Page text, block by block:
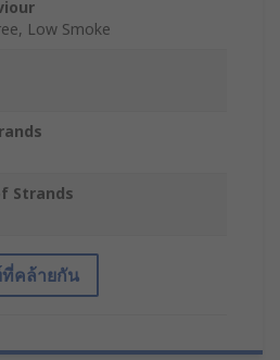
Low Smoke
Strands
คล้ายกัน